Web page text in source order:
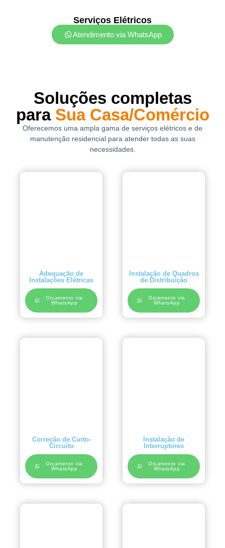
Serviços Elétricos
Atendimento via WhatsApp
Soluções completas
para Sua Casa/Comércio
Oferecemos uma ampla gama de serviços elétricos e de
manutenção residencial para atender todas as suas
necessidades.
Adequação de
Instalações Elétricas
Orçamento via
WhatsApp
Instalação de Quadros
de Distribuição
Orçamento via
WhatsApp
Correção de Curto-
Circuito
Orçamento via
WhatsApp
Instalação de
Interruptores
Orçamento via
WhatsApp